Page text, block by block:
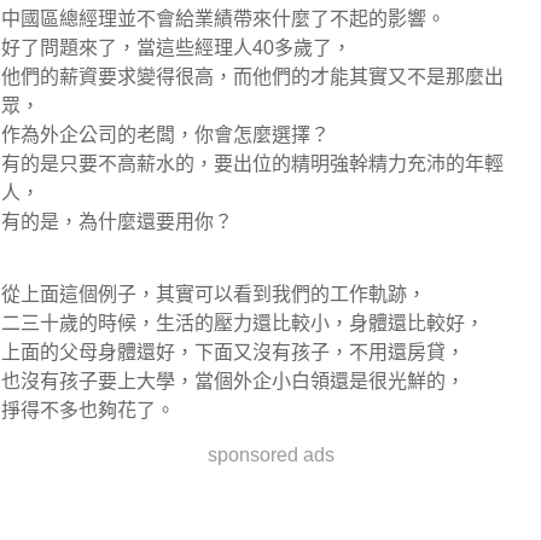
中國區總經理並不會給業績帶來什麼了不起的影響。
好了問題來了，當這些經理人40多歲了，
他們的薪資要求變得很高，而他們的才能其實又不是那麼出
眾，
作為外企公司的老闆，你會怎麼選擇？
有的是只要不高薪水的，要出位的精明強幹精力充沛的年輕
人，
有的是，為什麼還要用你？
從上面這個例子，其實可以看到我們的工作軌跡，
二三十歲的時候，生活的壓力還比較小，身體還比較好，
上面的父母身體還好，下面又沒有孩子，不用還房貸，
也沒有孩子要上大學，當個外企小白領還是很光鮮的，
掙得不多也夠花了。
sponsored ads